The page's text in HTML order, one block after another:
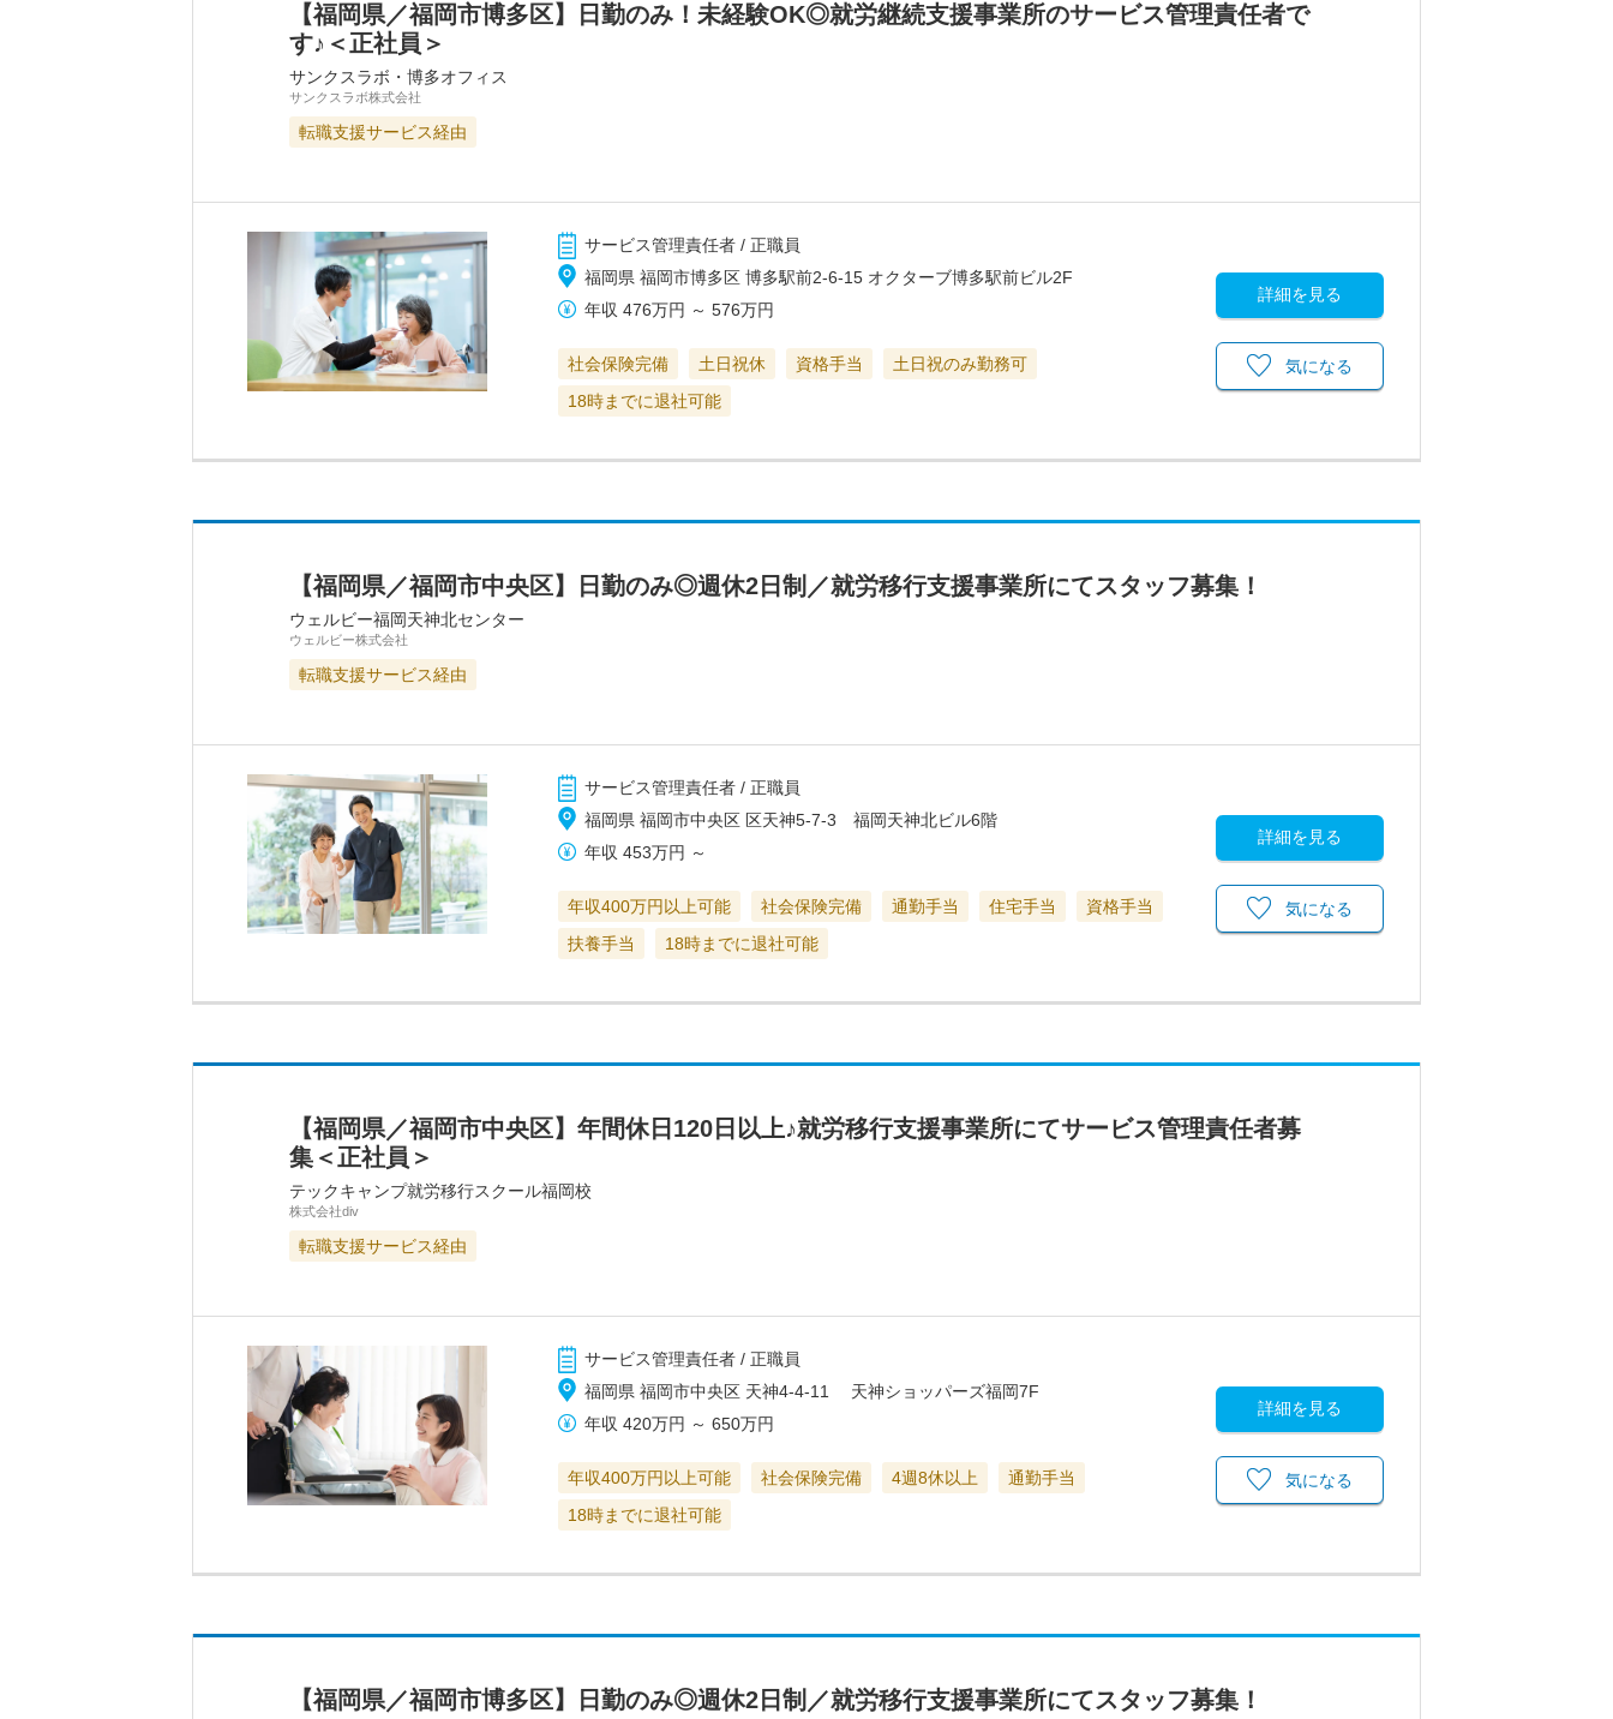
【福岡県／福岡市博多区】日勤のみ！未経験OK◎就労継続支援事業所のサービス管理責任者で
す♪＜正社員＞
サンクスラボ・博多オフィス
サンクスラボ株式会社
転職支援サービス経由
サービス管理責任者 / 正職員
福岡県 福岡市博多区 博多駅前2-6-15 オクターブ博多駅前ビル2F
年収 476万円 ～576万円
社会保険完備 土日祝休 資格手当
土日祝のみ勤務可
18時までに退社可能
詳細を見る
気になる
【福岡県／福岡市中央区】日勤のみ◎週休2日制／就労移行支援事業所にてスタッフ募集！
ウェルビー福岡天神北センター
ウェルビー株式会社
転職支援サービス経由
サービス管理責任者 / 正職員
福岡県 福岡市中央区 区天神5-7-3 福岡天神北ビル6階
年収 453万円 ～
年収400万円以上可能 社会保険完備 通勤手当 住宅手当
資格手当
扶養手当
18時までに退社可能
詳細を見る
気になる
【福岡県／福岡市中央区】年間休日120日以上♪就労移行支援事業所にてサービス管理責任者募
集＜正社員＞
テックキャンプ就労移行スクール福岡校
株式会社div
転職支援サービス経由
サービス管理責任者 / 正職員
福岡県 福岡市中央区 天神4-4-11 天神ショッパーズ福岡7F
年収 420万円 ～650万円
年収400万円以上可能 社会保険完備 4週8休以上
通勤手当
18時までに退社可能
詳細を見る
気になる
【福岡県／福岡市博多区】日勤のみ◎週休2日制／就労移行支援事業所にてスタッフ募集！